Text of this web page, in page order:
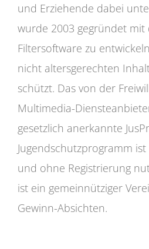
und Erziehende dabei
wurde 2003 gegründet mit
Filtersoftware zu
nicht altersgerechten
schützt. Das von der
Multimedia-
gesetzlich anerkannte
Jugendschutzprogramm
und ohne Registrierung
ist ein gemeinnütziger
Gewinn-Absichten.